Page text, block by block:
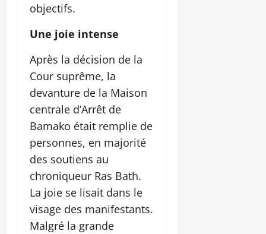
objectifs.
Une joie intense
Après la décision de la
Cour suprême, la
devanture de la Maison
centrale d’Arrêt de
Bamako était remplie de
personnes, en majorité
des soutiens au
chroniqueur Ras Bath.
La joie se lisait dans le
visage des manifestants.
Malgré la grande